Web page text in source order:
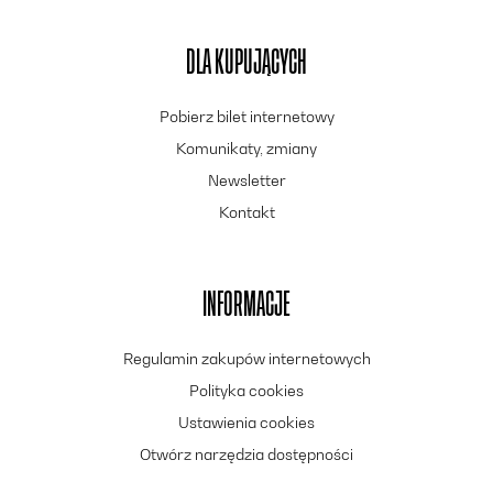
DLA KUPUJĄCYCH
Pobierz bilet internetowy
Komunikaty, zmiany
Newsletter
Kontakt
INFORMACJE
Regulamin zakupów internetowych
Polityka cookies
Ustawienia cookies
Otwórz narzędzia dostępności